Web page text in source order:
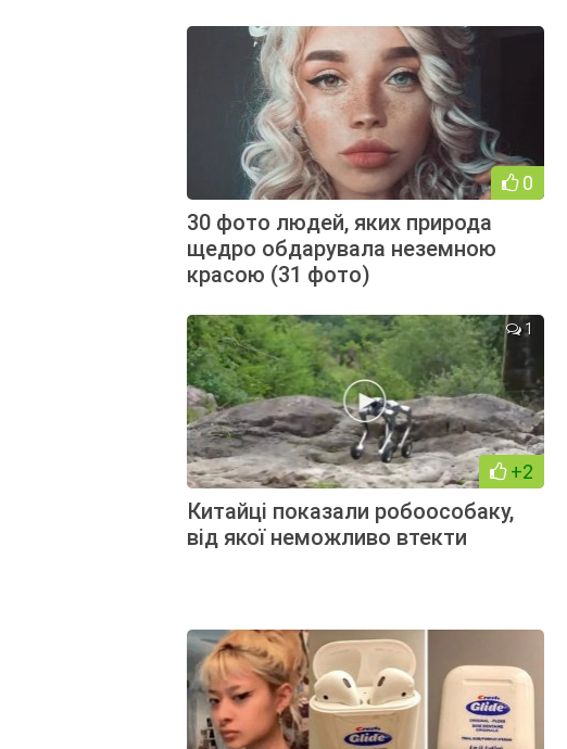
0
30 фото людей, яких природа
щедро обдарувала неземною
красою (31 фото)
+2
1
Китайці показали робоособаку,
від якої неможливо втекти